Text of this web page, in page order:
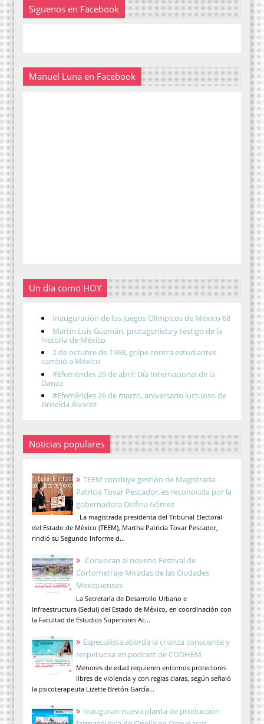
Siguenos en Facebook
Manuel Luna en Facebook
Un día como HOY
Inauguración de los Juegos Olímpicos de México 68
Martín Luis Guzmán, protagonista y testigo de la
historia de México
2 de octubre de 1968, golpe contra estudiantes
cambió a México
#Efemérides 29 de abril: Día Internacional de la
Danza
#Efemérides 26 de marzo, aniversario luctuoso de
Griselda Álvarez
Noticias populares
TEEM concluye gestión de Magistrada
Patricia Tovar Pescador, es reconocida por la
gobernadora Delfina Gómez
La magistrada presidenta del Tribunal Electoral
del Estado de México (TEEM), Martha Patricia Tovar Pescador,
rindió su Segundo Informe d...
Convocan al noveno Festival de
Cortometraje Miradas de las Ciudades
Mexiquenses
La Secretaría de Desarrollo Urbano e
Infraestructura (Sedui) del Estado de México, en coordinación con
la Facultad de Estudios Superiores Ac...
Especialista aborda la crianza consciente y
respetuosa en podcast de CODHEM
Menores de edad requieren entornos protectores
libres de violencia y con reglas claras, según señaló
la psicoterapeuta Lizette Bretón García...
Inauguran nueva planta de producción